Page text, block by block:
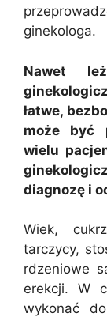
ginekologa.
Nawet
łatwe,
może być
wielu
diagnozę i
Wiek,
tarczycy,
rdzeniowe
erekcji. W
wykonać